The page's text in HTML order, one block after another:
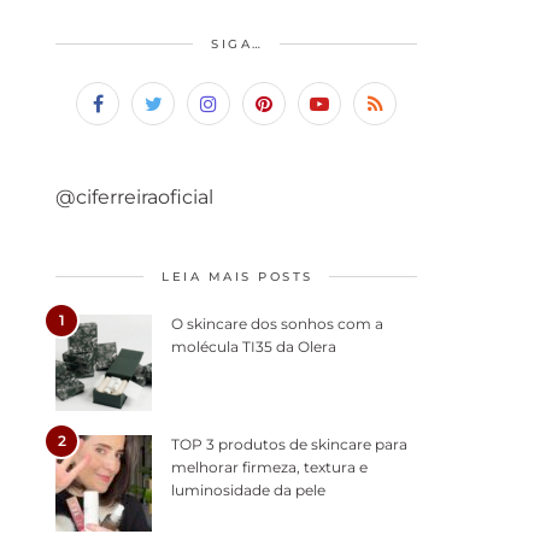
SIGA…
@ciferreiraoficial
LEIA MAIS POSTS
1
O skincare dos sonhos com a
molécula TI35 da Olera
2
TOP 3 produtos de skincare para
melhorar firmeza, textura e
luminosidade da pele